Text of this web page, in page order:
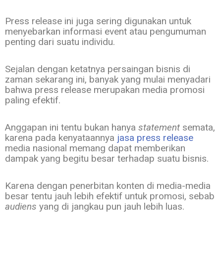
Press release ini juga sering digunakan untuk
menyebarkan informasi event atau pengumuman
penting dari suatu individu.
Sejalan dengan ketatnya persaingan bisnis di
zaman sekarang ini, banyak yang mulai menyadari
bahwa press release merupakan media promosi
paling efektif.
Anggapan ini tentu bukan hanya statement semata,
karena pada kenyataannya jasa press release
media nasional memang dapat memberikan
dampak yang begitu besar terhadap suatu bisnis.
Karena dengan penerbitan konten di media-media
besar tentu jauh lebih efektif untuk promosi, sebab
audiens yang di jangkau pun jauh lebih luas.